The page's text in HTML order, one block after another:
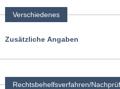
Verschiedenes
Zusätzliche Angaben
Rechtsbehelfsverfahren/